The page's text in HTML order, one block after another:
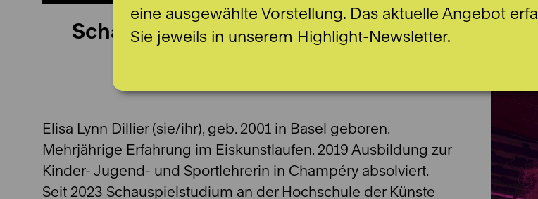
Schauspiel (Sie / Ihr)
Elisa Lynn Dillier (sie/ihr), geb. 2001 in Basel geboren.
Mehrjährige Erfahrung im Eiskunstlaufen. 2019 Ausbildung zur
Kinder- Jugend- und Sportlehrerin in Champéry absolviert.
Seit 2023 Schauspielstudium an der Hochschule der Künste
eine ausgewählte Vorstellung. Das aktuelle Angebot
Sie jeweils in unserem Highlight-Newsletter.